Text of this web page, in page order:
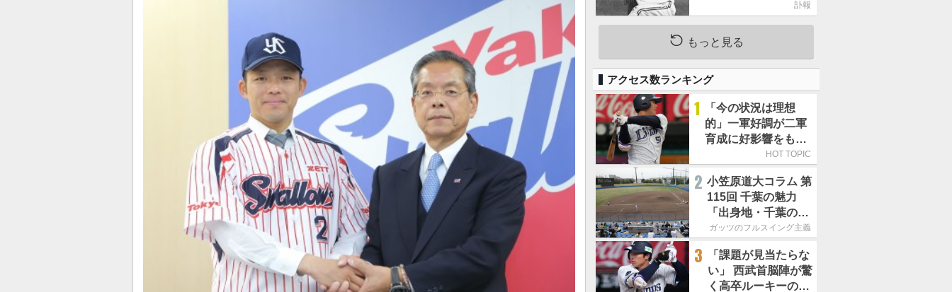
録 プロでは中日で抑
訃報
もっと見る
アクセス数ランキング
1
「今の状況は理想
的」一軍好調が二軍
育成に好影響をもた
らす西武 象徴は高
HOT TOPIC
2 小笠原道大コラム 第
115回 千葉の魅力
「出身地・千葉の話
の続き。昔から野球
す」
ガッツのフルスイング主義
3
「課題が見当たらな
い」 西武首脳陣が驚
く高卒ルーキーの高